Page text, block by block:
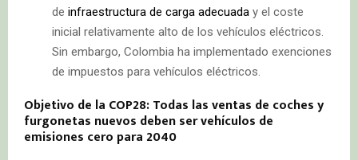
de infraestructura de carga adecuada y el coste
inicial relativamente alto de los vehículos eléctricos.
Sin embargo, Colombia ha implementado exenciones
de impuestos para vehículos eléctricos.
Objetivo de la COP28: Todas las ventas de coches y
furgonetas nuevos deben ser vehículos de
emisiones cero para 2040